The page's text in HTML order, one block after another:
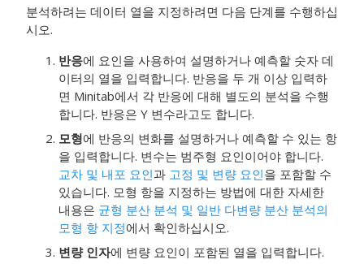
분석하려는 데이터 열을 지정하려면 다음 단계를 수행하십
시오.
반응에 요인을 사용하여 설명하거나 예측할 숫자 데
이터의 열을 입력합니다. 반응을 두 개 이상 입력하
면 Minitab에서 각 반응에 대해 별도의 분석을 수행
합니다. 반응은 Y 변수라고도 합니다.
모형에 반응의 변화를 설명하거나 예측할 수 있는 항
을 입력합니다. 변수는 범주형 요인이어야 합니다.
교차 및 내포 요인과 고정 및 변량 요인을 포함할 수
있습니다. 모형 항을 지정하는 방법에 대한 자세한
내용은 균형 분산 분석 및 일반 다변량 분산 분석의
모형 항 지정에서 확인하십시오.
변량 인자에 변량 요인이 포함된 열을 입력합니다.